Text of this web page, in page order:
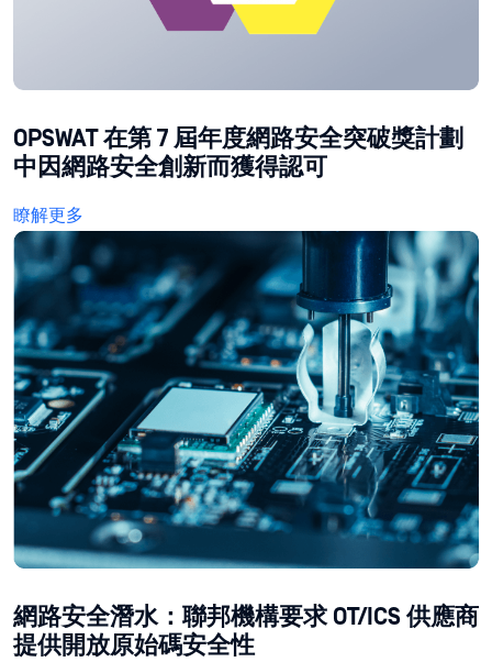
OPSWAT 在第 7 屆年度網路安全突破獎計劃
中因網路安全創新而獲得認可
瞭解更多
網路安全潛水：聯邦機構要求 OT/ICS 供應商
提供開放原始碼安全性